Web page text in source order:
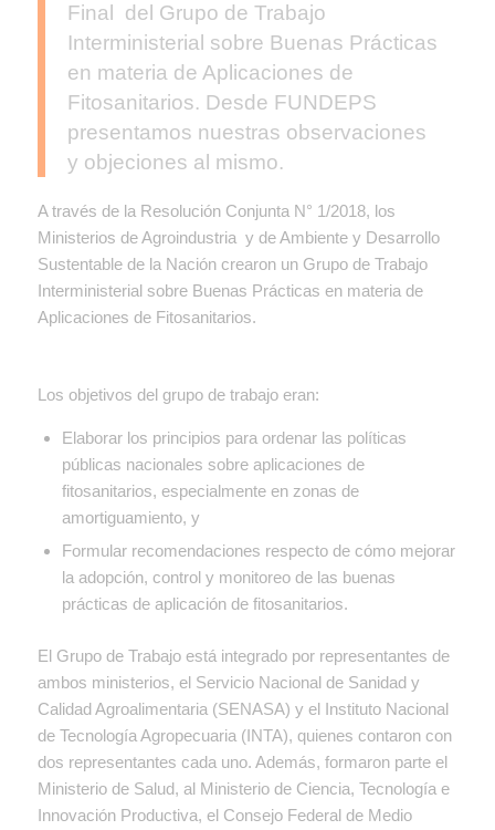
Final del Grupo de Trabajo
Interministerial sobre Buenas Prácticas
en materia de Aplicaciones de
Fitosanitarios. Desde FUNDEPS
presentamos nuestras observaciones
y objeciones al mismo.
A través de la Resolución Conjunta N° 1/2018, los
Ministerios de Agroindustria y de Ambiente y Desarrollo
Sustentable de la Nación crearon un Grupo de Trabajo
Interministerial sobre Buenas Prácticas en materia de
Aplicaciones de Fitosanitarios.
Los objetivos del grupo de trabajo eran:
Elaborar los principios para ordenar las políticas
públicas nacionales sobre aplicaciones de
fitosanitarios, especialmente en zonas de
amortiguamiento, y
Formular recomendaciones respecto de cómo mejorar
la adopción, control y monitoreo de las buenas
prácticas de aplicación de fitosanitarios.
El Grupo de Trabajo está integrado por representantes de
ambos ministerios, el Servicio Nacional de Sanidad y
Calidad Agroalimentaria (SENASA) y el Instituto Nacional
de Tecnología Agropecuaria (INTA), quienes contaron con
dos representantes cada uno. Además, formaron parte el
Ministerio de Salud, al Ministerio de Ciencia, Tecnología e
Innovación Productiva, el Consejo Federal de Medio